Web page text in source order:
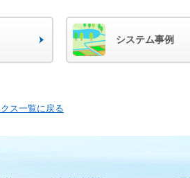
システム事例
ス一覧に戻る